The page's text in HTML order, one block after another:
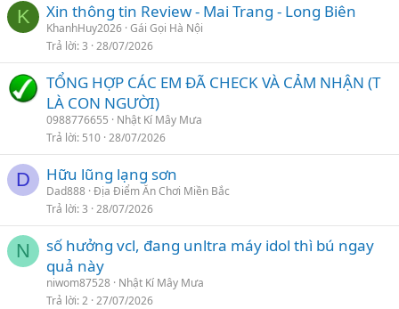
K Xin thông tin Review - Mai Trang - Long Biên
KhanhHuy2026 Gái Gọi Hà Nội
Trả lời 3 28/07/2026
TỔNG HỢP CÁC EM ĐÃ CHECK VÀ CẢM NHẬN (T
LÀ CON NGƯỜI)
0988776655
Nhật Kí Mây Mưa
Trả lời 510 28/07/2026
D Hữu lũng lạng sơn
Dad888 Địa Điểm Ăn Chơi Miền Bắc
Trả lời 3 28/07/2026
N
số hưởng vcl, đang unltra máy idol thì bú ngay
quả này
niwom87528 Nhật Kí Mây Mưa
Trả lời 2 27/07/2026